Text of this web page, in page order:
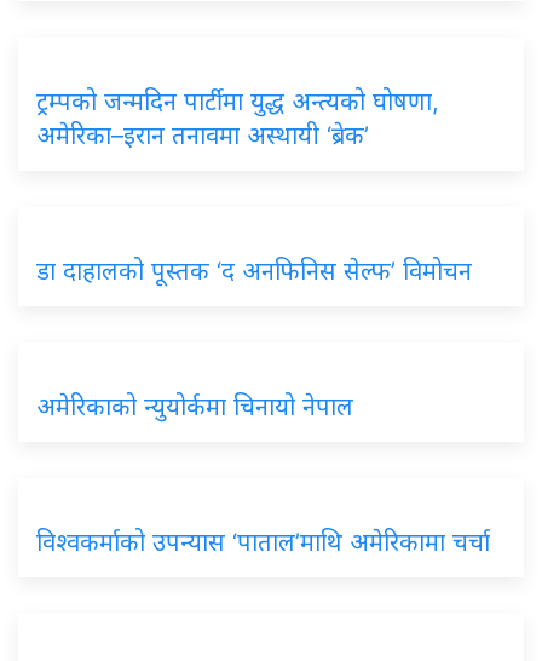
ट्रम्पको जन्मदिन पार्टीमा युद्ध अन्त्यको घोषणा,
अमेरिका–इरान तनावमा अस्थायी ‘ब्रेक’
डा दाहालको पूस्तक ‘द अनफिनिस सेल्फ’ विमोचन
अमेरिकाको न्युयोर्कमा चिनायो नेपाल
विश्वकर्माको उपन्यास ‘पाताल’माथि अमेरिकामा चर्चा